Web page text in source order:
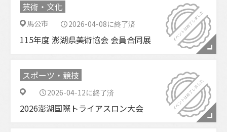
芸術・文化
馬公市 2026-04-08に終了済
115年度 澎湖県美術協会 会員合同展
スポーツ・競技
2026-04-12に終了済
2026澎湖国際トライアスロン大会